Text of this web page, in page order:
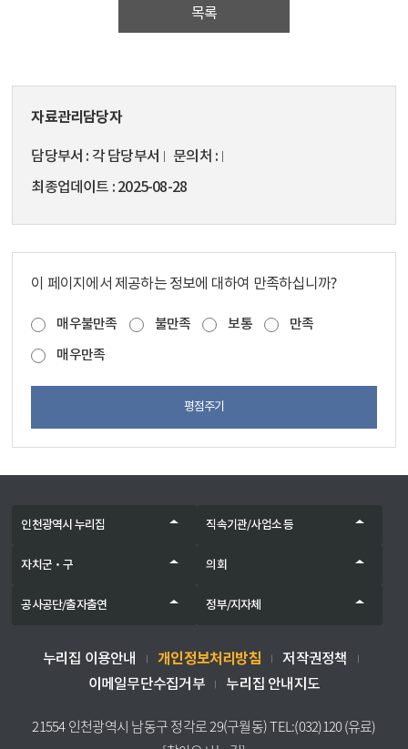
목록
자료관리담당자
담당부서 각 담당부서
문의처
최종업데이트
2025-08-28
이 페이지에서 제공하는 정보에 대하여 만족하십니까?
매우불만족 불만족 보통
만족
매우만족
평점주기
인천광역시 누리집 직속기관/사업소 등
자치군‧구 의회
공사공단/출자출연 정부/지자체
누리집 이용안내 개인정보처리방침
저작권정책
이메일무단수집거부
누리집 안내지도
21554 인천광역시 남동구 정각로 29(구월동) TEL:(032)120 (유료)